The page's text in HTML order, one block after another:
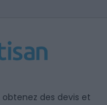
des devis et